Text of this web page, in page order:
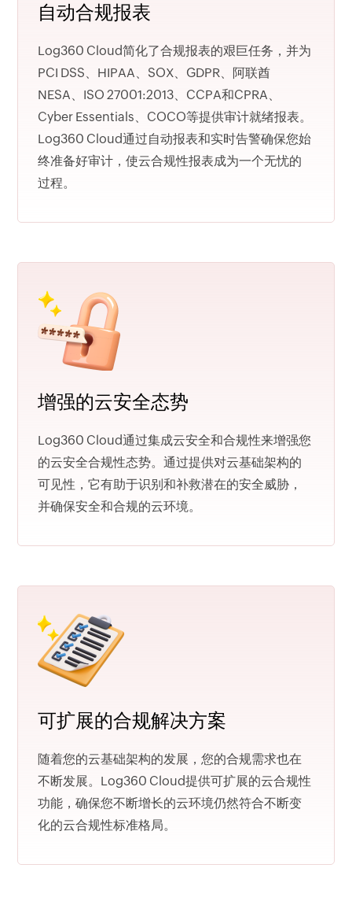
自动合规报表
Log360 Cloud简化了合规报表的艰巨任务，并为
PCI DSS、HIPAA、SOX、GDPR、阿联酋
NESA、ISO 27001:2013、CCPA和CPRA、
Cyber Essentials、COCO等提供审计就绪报表。
Log360 Cloud通过自动报表和实时告警确保您始
终准备好审计，使云合规性报表成为一个无忧的
过程。
增强的云安全态势
Log360 Cloud通过集成云安全和合规性来增强您
的云安全合规性态势。通过提供对云基础架构的
可见性，它有助于识别和补救潜在的安全威胁，
并确保安全和合规的云环境。
可扩展的合规解决方案
随着您的云基础架构的发展，您的合规需求也在
不断发展。Log360 Cloud提供可扩展的云合规性
功能，确保您不断增长的云环境仍然符合不断变
化的云合规性标准格局。